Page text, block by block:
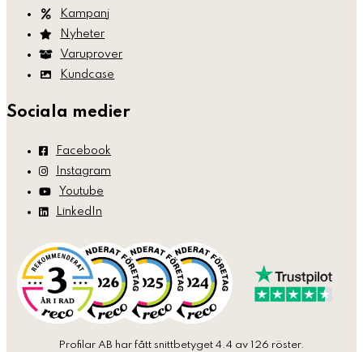
Kampanj
Nyheter
Varuprover
Kundcase
Sociala medier
Facebook
Instagram
Youtube
LinkedIn
Profilar AB har fått snittbetyget 4.4 av 126 röster.